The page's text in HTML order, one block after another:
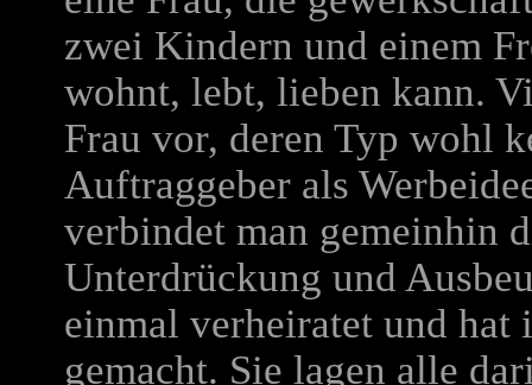
zwei Kindern und einem
wohnt, lebt, lieben kann.
Frau vor, deren Typ wohl
Auftraggeber als
verbindet man gemeinhin
Unterdrückung und
einmal verheiratet und hat
gemacht. Sie lagen alle